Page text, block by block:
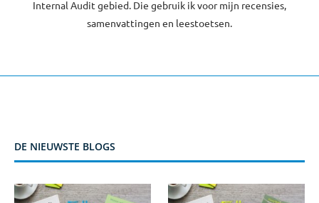
Internal Audit gebied. Die gebruik ik voor mijn recensies,
samenvattingen en leestoetsen.
DE NIEUWSTE BLOGS